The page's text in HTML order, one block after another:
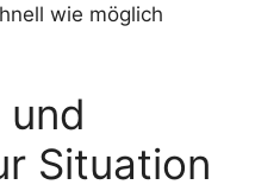
wie möglich
und
Situation